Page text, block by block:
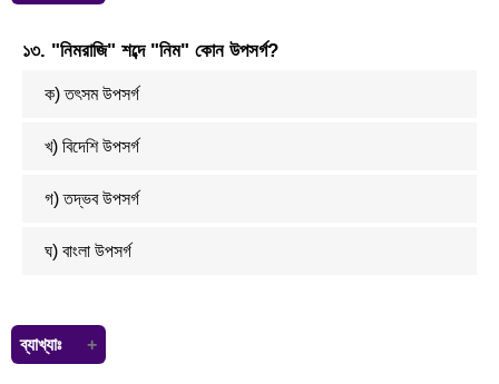
যে কর্তা নিজে নিজেই ক্রিয়া সম্পাদন করে, সে মুখ্য কর্তা। যেমনঃ মুষলধারে বৃষ্টি
পড়ছে।
১৩. "নিমরাজি" শব্দে "নিম" কোন উপসর্গ?
ক) তৎসম উপসর্গ
খ) বিদেশি উপসর্গ
গ) তদ্ভব উপসর্গ
ঘ) বাংলা উপসর্গ
ব্যাখ্যাঃ